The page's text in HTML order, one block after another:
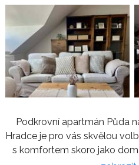
Podkrovní apartmán Půda
Hradce je pro vás skvělou
s komfortem skoro jako